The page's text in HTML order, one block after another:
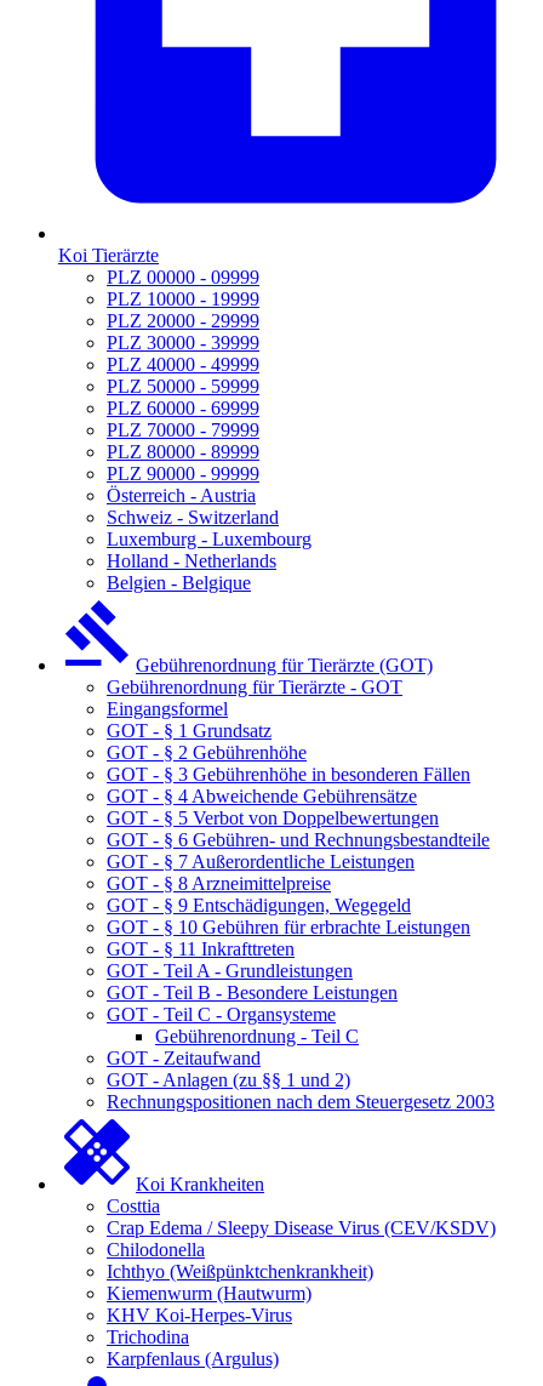
Koi Tierärzte
PLZ 00000 - 09999
PLZ 10000 - 19999
PLZ 20000 - 29999
PLZ 30000 - 39999
PLZ 40000 - 49999
PLZ 50000 - 59999
PLZ 60000 - 69999
PLZ 70000 - 79999
PLZ 80000 - 89999
PLZ 90000 - 99999
Österreich - Austria
Schweiz - Switzerland
Luxemburg - Luxembourg
Holland - Netherlands
Belgien - Belgique
Gebührenordnung für Tierärzte (GOT)
Gebührenordnung für Tierärzte - GOT
Eingangsformel
GOT - § 1 Grundsatz
GOT - § 2 Gebührenhöhe
GOT - § 3 Gebührenhöhe in besonderen Fällen
GOT - § 4 Abweichende Gebührensätze
GOT - § 5 Verbot von Doppelbewertungen
GOT - § 6 Gebühren- und Rechnungsbestandteile
GOT - § 7 Außerordentliche Leistungen
GOT - § 8 Arzneimittelpreise
GOT - § 9 Entschädigungen, Wegegeld
GOT - § 10 Gebühren für erbrachte Leistungen
GOT - § 11 Inkrafttreten
GOT - Teil A - Grundleistungen
GOT - Teil B - Besondere Leistungen
GOT - Teil C - Organsysteme
Gebührenordnung - Teil C
GOT - Zeitaufwand
GOT - Anlagen (zu §§ 1 und 2)
Rechnungspositionen nach dem Steuergesetz 2003
Koi Krankheiten
Costtia
Crap Edema / Sleepy Disease Virus (CEV/KSDV)
Chilodonella
Ichthyo (Weißpünktchenkrankheit)
Kiemenwurm (Hautwurm)
KHV Koi-Herpes-Virus
Trichodina
Karpfenlaus (Argulus)